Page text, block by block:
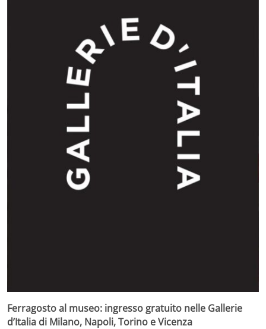
Ferragosto al museo: ingresso gratuito nelle Gallerie
d’Italia di Milano, Napoli, Torino e Vicenza